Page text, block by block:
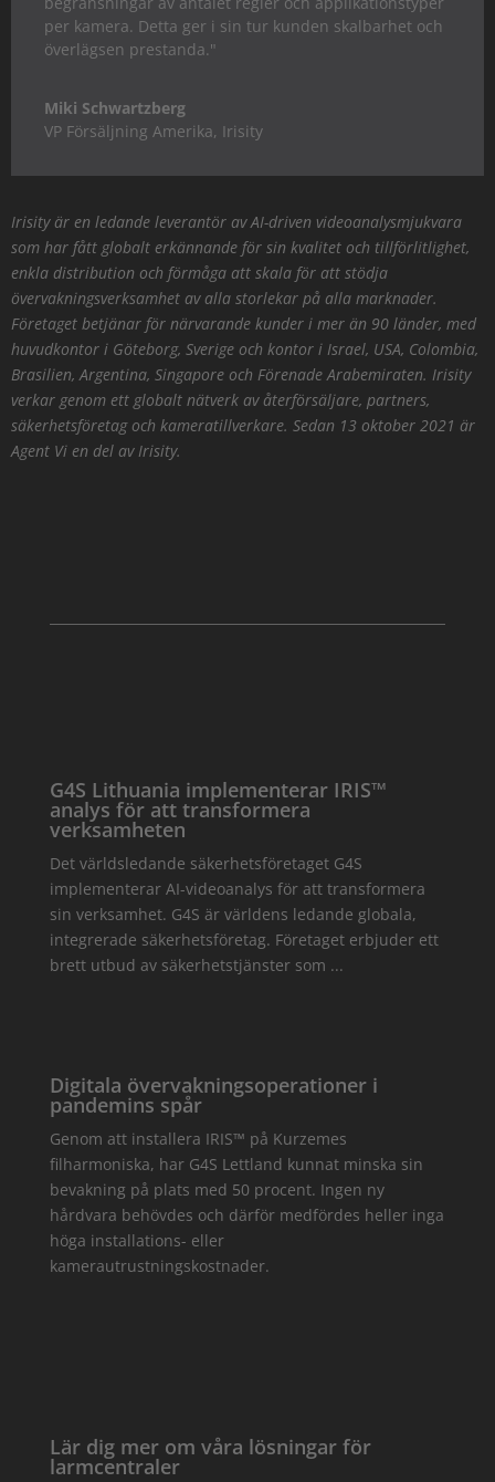
per kamera. Detta ger i sin tur kunden skalbarhet och
överlägsen prestanda."
Miki Schwartzberg
VP Försäljning Amerika, Irisity
Irisity är en ledande leverantör av AI-driven videoanalysmjukvara
som har fått globalt erkännande för sin kvalitet och tillförlitlighet,
enkla distribution och förmåga att skala för att stödja
övervakningsverksamhet av alla storlekar på alla marknader.
Företaget betjänar för närvarande kunder i mer än 90 länder, med
huvudkontor i Göteborg, Sverige och kontor i Israel, USA, Colombia,
Brasilien, Argentina, Singapore och Förenade Arabemiraten. Irisity
verkar genom ett globalt nätverk av återförsäljare, partners,
säkerhetsföretag och kameratillverkare. Sedan 13 oktober 2021 är
Agent Vi en del av Irisity.
G4S Lithuania implementerar IRIS™
analys för att transformera
verksamheten
Det världsledande säkerhetsföretaget G4S
implementerar AI-videoanalys för att transformera
sin verksamhet. G4S är världens ledande globala,
integrerade säkerhetsföretag. Företaget erbjuder ett
brett utbud av säkerhetstjänster som ...
Digitala övervakningsoperationer i
pandemins spår
Genom att installera IRIS™ på Kurzemes
filharmoniska, har G4S Lettland kunnat minska sin
bevakning på plats med 50 procent. Ingen ny
hårdvara behövdes och därför medfördes heller inga
höga installations- eller
kamerautrustningskostnader.
Lär dig mer om våra lösningar för
larmcentraler